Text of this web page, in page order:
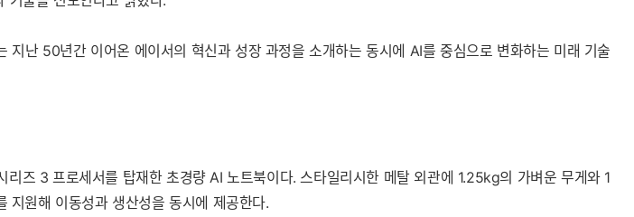
난 50년간 이어온 에이서의 혁신과 성장 과정을 소개하는 동시에 AI를 중심으로 변화하는 미래 기술
즈 3 프로세서를 탑재한 초경량 AI 노트북이다. 스타일리시한 메탈 외관에 1.25kg의 가벼운 무게와 1
원해 이동성과 생산성을 동시에 제공한다.